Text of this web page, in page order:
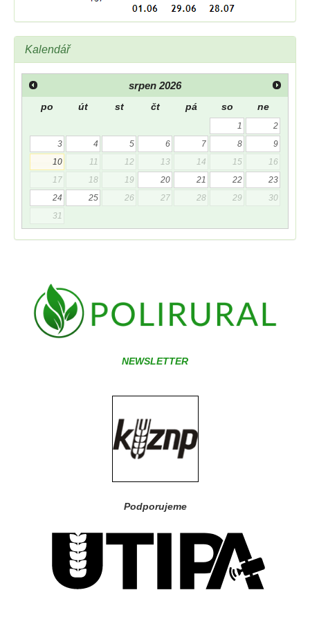
Kalendář
srpen 2026
po út st čt pá so ne
1
2
3
4 5 6 7 8
9
10
11 12 13 14 15
16
17
18 19 20 21 22
23
24
25 26 27 28 29
30
31
NEWSLETTER
Podporujeme